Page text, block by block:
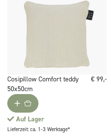
Cosipillow Comfort teddy
50x50cm
€ 99,-
Auf Lager
Lieferzeit: ca. 1-3 Werktage*